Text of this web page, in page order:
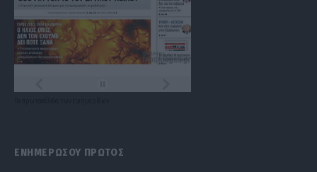
ΕΝΗΜΕΡΩΣΟΥ ΠΡΩΤΟΣ